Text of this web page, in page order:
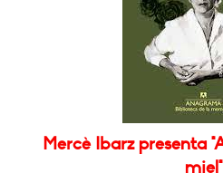
Mercè Ibarz presenta
miel"